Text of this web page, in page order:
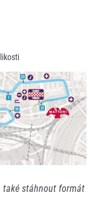
také stáhnout formát